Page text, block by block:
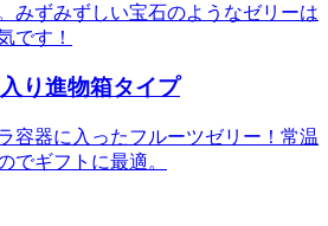
みずみずしい宝石のようなゼリーは
です！
り進物箱タイプ
容器に入ったフルーツゼリー！常温
でギフトに最適。